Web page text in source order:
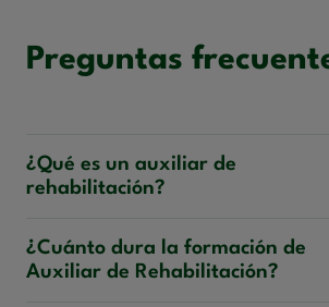
Preguntas
¿Qué es un auxiliar de
rehabilitación?
¿Cuánto dura la formación de
Auxiliar de Rehabilitación?